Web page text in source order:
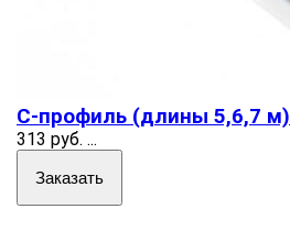
C-профиль (длины 5,6,7 м)
313 руб. ...
Заказать